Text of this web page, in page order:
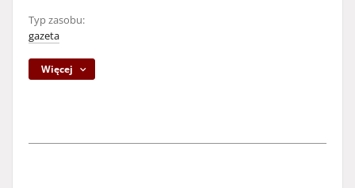
Typ zasobu:
gazeta
Więcej